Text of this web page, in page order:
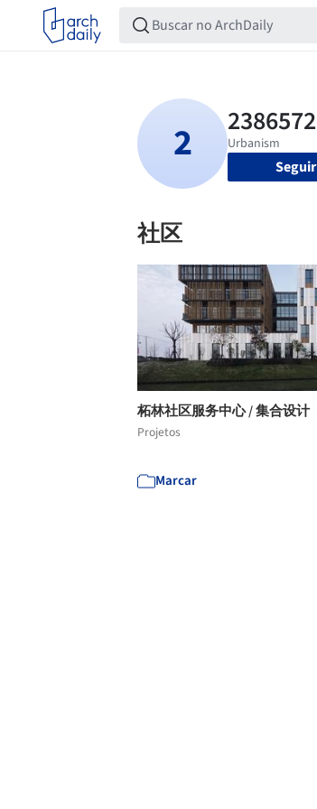
Seguir
社区
柘林社区服务中心 / 集合设计
Projetos
Marcar